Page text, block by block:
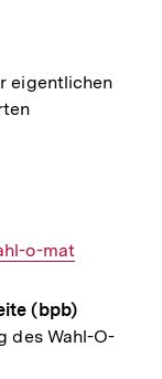
eigentlichen
o-mat
(bpb)
des Wahl-O-